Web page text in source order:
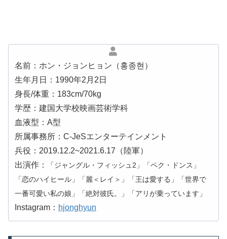
名前：ホン・ジョンヒョン（홍종현）
生年月日：1990年2月2日
身長/体重：183cm/70kg
学歴：建国大学校映画芸術学科
血液型：A型
所属事務所：C-JeSエンターテインメント
兵役：2019.12.2~2021.6.17（陸軍）
出演作：
「ジャングル・フィッシュ2」「ペク・ドンス」
「恋のハイヒール」「麗＜レイ＞」「王は愛する」「世界で
一番可愛い私の娘」「絶対彼氏。」「アリが乗っています」
Instagram： hjonghyun